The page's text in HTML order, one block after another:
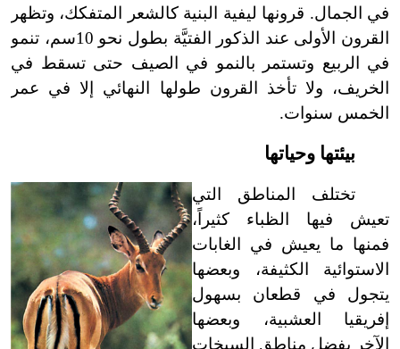
في الجمال. قرونها ليفية البنية كالشعر المتفكك، وتظهر
القرون الأولى عند الذكور الفتيَّة بطول نحو 10سم، تنمو
في الربيع وتستمر بالنمو في الصيف حتى تسقط في
الخريف، ولا تأخذ القرون طولها النهائي إلا في عمر
الخمس سنوات.
بيئتها وحياتها
تختلف المناطق التي
تعيش فيها الظباء كثيراً،
فمنها ما يعيش في الغابات
الاستوائية الكثيفة، وبعضها
يتجول في قطعان بسهول
إفريقيا العشبية، وبعضها
الآخر يفضل مناطق السبخات